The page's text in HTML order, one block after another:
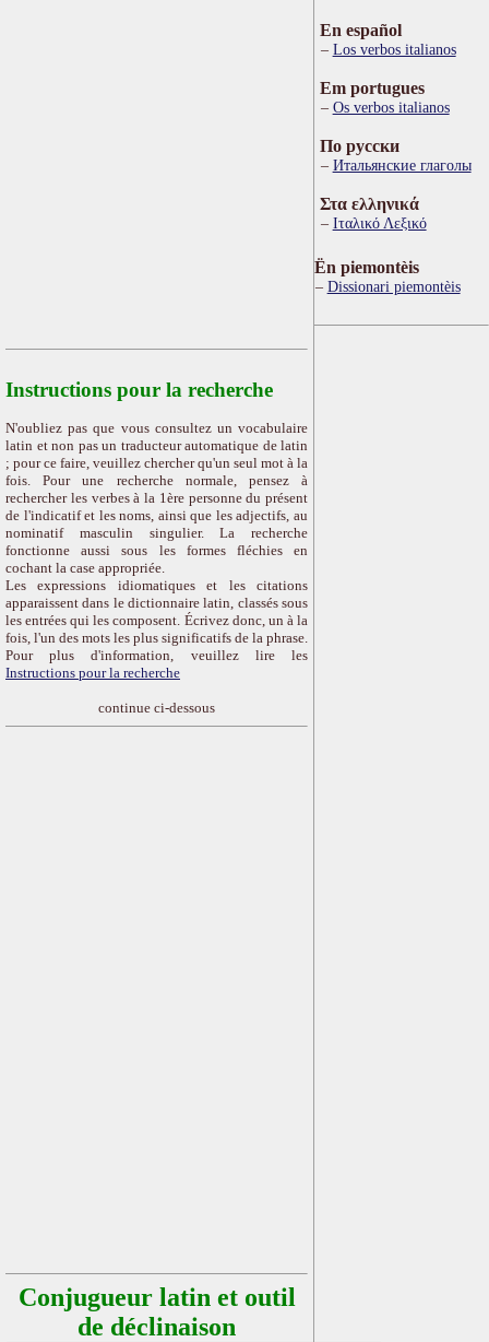
Instructions pour la recherche
N'oubliez pas que vous consultez un vocabulaire
latin et non pas un traducteur automatique de latin
; pour ce faire, veuillez chercher qu'un seul mot à la
fois. Pour une recherche normale, pensez à
rechercher les verbes à la 1ère personne du présent
de l'indicatif et les noms, ainsi que les adjectifs, au
nominatif masculin singulier. La recherche
fonctionne aussi sous les formes fléchies en
cochant la case appropriée.
Les expressions idiomatiques et les citations
apparaissent dans le dictionnaire latin, classés sous
les entrées qui les composent. Écrivez donc, un à la
fois, l'un des mots les plus significatifs de la phrase.
Pour plus d'information, veuillez lire les
Instructions pour la recherche
continue ci-dessous
Conjugueur latin et outil
de déclinaison
En español
Los verbos italianos
Em portugues
Os verbos italianos
По русски
Итальянские глаголы
Στα ελληνικά
Ιταλικό Λεξικό
Ën piemontèis
Dissionari piemontèis